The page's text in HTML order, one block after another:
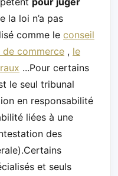
la loi n’a pas
comme le conseil
de commerce , le
...Pour certains
le seul tribunal
en responsabilité
liées à une
des
et seuls